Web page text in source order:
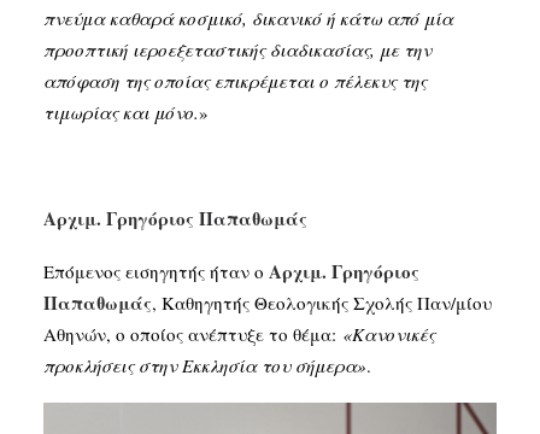
πνεύμα καθαρά κοσμικό, δικανικό ή κάτω από μία
προοπτική ιεροεξεταστικής διαδικασίας, με την
απόφαση της οποίας επικρέμεται ο πέλεκυς της
τιμωρίας και μόνο.»
Αρχιμ. Γρηγόριος Παπαθωμάς
Επόμενος εισηγητής ήταν ο Αρχιμ. Γρηγόριος
Παπαθωμάς, Καθηγητής Θεολογικής Σχολής Παν/μίου
Αθηνών, ο οποίος ανέπτυξε το θέμα: «Κανονικές
προκλήσεις στην Εκκλησία του σήμερα».